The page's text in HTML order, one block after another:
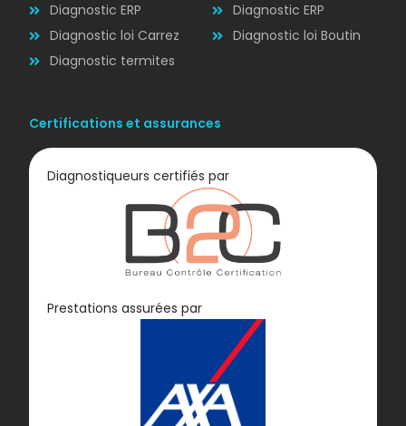
Diagnostic
Diagnostic ERP
Diagnostic loi Carrez
Diagnostic termites
Diagnostic ERP
Diagnostic loi Boutin
Certifications et assurances
Diagnostiqueurs certifiés par
Prestations assurées par